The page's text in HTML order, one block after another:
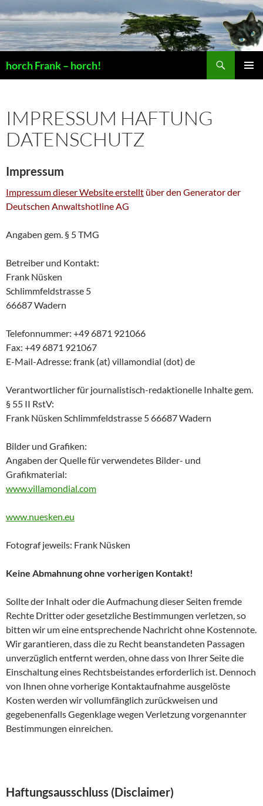
horch Frank – horch!
IMPRESSUM HAFTUNG
DATENSCHUTZ
Impressum
Impressum dieser Website erstellt über den Generator der
Deutschen Anwaltshotline AG
Angaben gem. § 5 TMG
Betreiber und Kontakt:
Frank Nüsken
Schlimmfeldstrasse 5
66687 Wadern
Telefonnummer: +49 6871 921066
Fax: +49 6871 921067
E-Mail-Adresse: frank (at) villamondial (dot) de
Verantwortlicher für journalistisch-redaktionelle Inhalte gem.
§ 55 II RstV:
Frank Nüsken Schlimmfeldstrasse 5 66687 Wadern
Bilder und Grafiken:
Angaben der Quelle für verwendetes Bilder- und
Grafikmaterial:
www.villamondial.com
www.nuesken.eu
Fotograf jeweils: Frank Nüsken
Keine Abmahnung ohne vorherigen Kontakt!
Sollte der Inhalt oder die Aufmachung dieser Seiten fremde
Rechte Dritter oder gesetzliche Bestimmungen verletzen, so
bitten wir um eine entsprechende Nachricht ohne Kostennote.
Wir garantieren, dass die zu Recht beanstandeten Passagen
unverzüglich entfernt werden, ohne dass von Ihrer Seite die
Einschaltung eines Rechtsbeistandes erforderlich ist. Dennoch
von Ihnen ohne vorherige Kontaktaufnahme ausgelöste
Kosten werden wir vollumfänglich zurückweisen und
gegebenenfalls Gegenklage wegen Verletzung vorgenannter
Bestimmungen einreichen.
Haftungsausschluss (Disclaimer)